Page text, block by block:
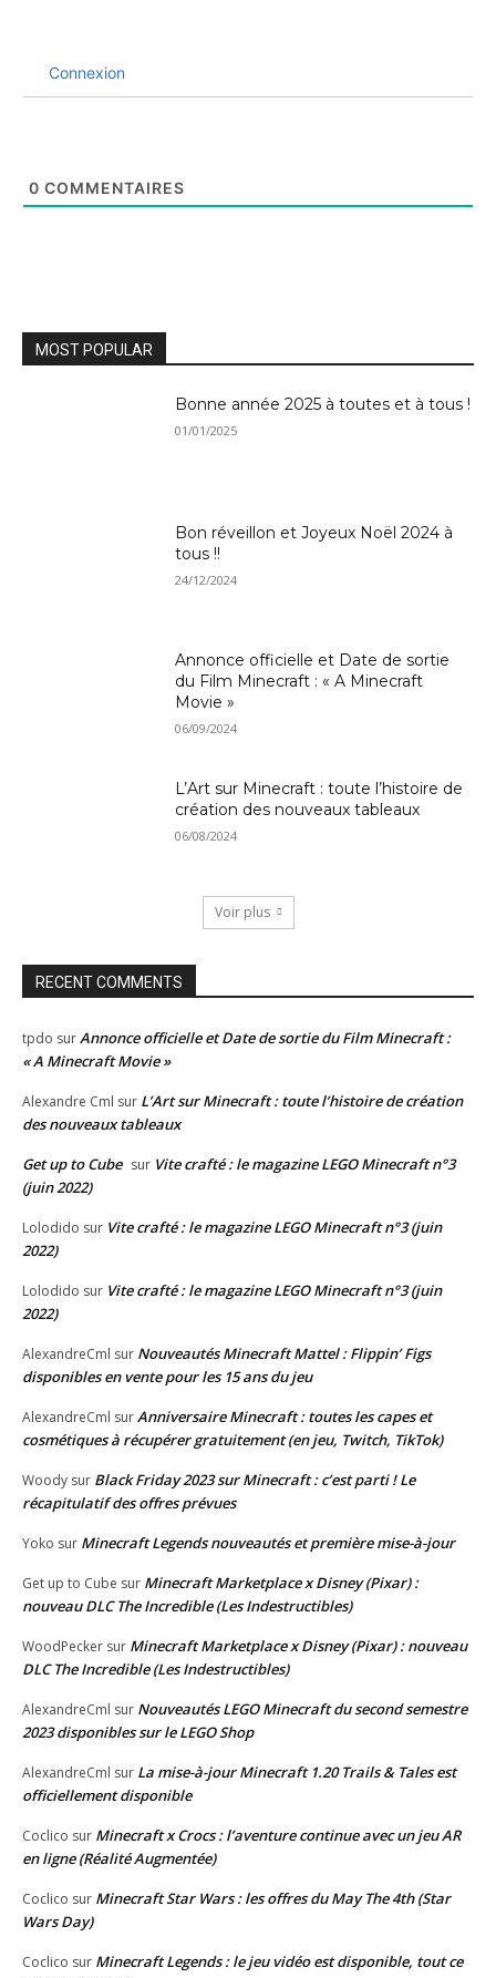
Connexion
0 COMMENTAIRES
MOST POPULAR
Bonne année 2025 à toutes et à tous !
01/01/2025
Bon réveillon et Joyeux Noël 2024 à
tous !!
24/12/2024
Annonce officielle et Date de sortie
du Film Minecraft : « A Minecraft
Movie »
06/09/2024
L’Art sur Minecraft : toute l’histoire de
création des nouveaux tableaux
06/08/2024
Voir plus
RECENT COMMENTS
tpdo surAnnonce officielle et Date de sortie du Film Minecraft :
« A Minecraft Movie »
Alexandre Cml sur L’Art sur Minecraft : toute l’histoire de création
des nouveaux tableaux
Get up to Cube sur Vite crafté : le magazine LEGO Minecraft n°3
(juin 2022)
Lolodido sur Vite crafté : le magazine LEGO Minecraft n°3 (juin
2022)
Lolodido sur Vite crafté : le magazine LEGO Minecraft n°3 (juin
2022)
AlexandreCml sur Nouveautés Minecraft Mattel : Flippin’ Figs
disponibles en vente pour les 15 ans du jeu
AlexandreCml surAnniversaire Minecraft : toutes les capes et
cosmétiques à récupérer gratuitement (en jeu, Twitch, TikTok)
Woody sur Black Friday 2023 sur Minecraft : c’est parti ! Le
récapitulatif des offres prévues
Yoko sur Minecraft Legends nouveautés et première mise-à-jour
Get up to Cube sur Minecraft Marketplace x Disney (Pixar) :
nouveau DLC The Incredible (Les Indestructibles)
WoodPecker sur Minecraft Marketplace x Disney (Pixar) : nouveau
DLC The Incredible (Les Indestructibles)
AlexandreCml sur Nouveautés LEGO Minecraft du second semestre
2023 disponibles sur le LEGO Shop
AlexandreCml sur La mise-à-jour Minecraft 1.20 Trails & Tales est
officiellement disponible
Coclico sur Minecraft x Crocs : l’aventure continue avec un jeu AR
en ligne (Réalité Augmentée)
Coclico sur Minecraft Star Wars : les offres du May The 4th (Star
Wars Day)
Coclico sur Minecraft Legends : le jeu vidéo est disponible, tout ce